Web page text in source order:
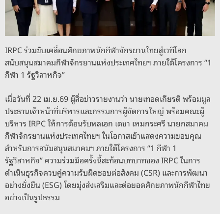
o
k
er k
IRPC ร่วมขับเคลื่อนศักยภาพนักกีฬาจักรยานไทยสู่เวทีโลก
สนับสนุนสมาคมกีฬาจักรยานแห่งประเทศไทยฯ ภายใต้โครงการ “1
กีฬา 1 รัฐวิสาหกิจ”
เมื่อวันที่ 22 เม.ย.69 ผู้สื่อข่าวรายงานว่า นายเทอดเกียรติ พร้อมมูล
ประธานเจ้าหน้าที่บริหารและกรรมการผู้จัดการใหญ่ พร้อมคณะผู้
บริหาร IRPC ให้การต้อนรับพลเอก เดชา เหมกระศรี นายกสมาคม
กีฬาจักรยานแห่งประเทศไทยฯ ในโอกาสเข้าแสดงความขอบคุณ
สำหรับการสนับสนุนสมาคมฯ ภายใต้โครงการ “1 กีฬา 1
รัฐวิสาหกิจ” ความร่วมมือครั้งนี้สะท้อนบทบาทของ IRPC ในการ
ดำเนินธุรกิจควบคู่ความรับผิดชอบต่อสังคม (CSR) และการพัฒนา
อย่างยั่งยืน (ESG) โดยมุ่งส่งเสริมและต่อยอดศักยภาพนักกีฬาไทย
อย่างเป็นรูปธรรม